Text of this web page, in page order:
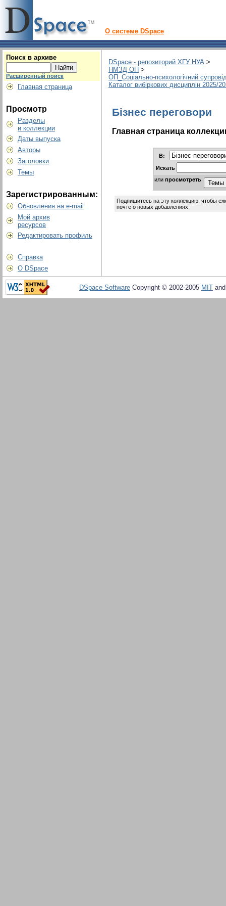
О системе DSpace
Поиск в архиве
Расширенный поиск
Главная страница
Просмотр
Разделы
и коллекции
Даты выпуска
Авторы
Заголовки
Темы
Зарегистрированным:
Обновления на e-mail
Мой архив
ресурсов
Редактировать профиль
Справка
О DSpace
DSpace - репозиторий ХГУ НУА >
НМЗД ОП >
ОП_Соціально-психологічний
Каталог вибіркових дисциплін 2025/
Бізнес переговори
Главная страница
В:
Искать
или просмотреть
Подпишитесь на эту коллекцию, чтобы
почте о новых добавлениях
DSpace Software Copyright © 2002-2005 MIT